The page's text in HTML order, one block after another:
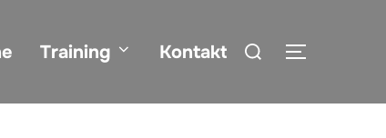
Training Kontakt
Suchen